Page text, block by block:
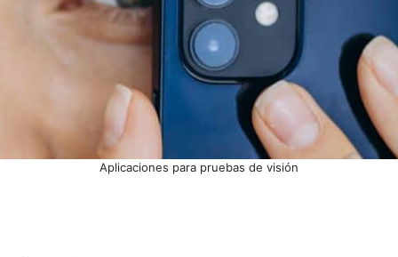
Aplicaciones para pruebas de visión